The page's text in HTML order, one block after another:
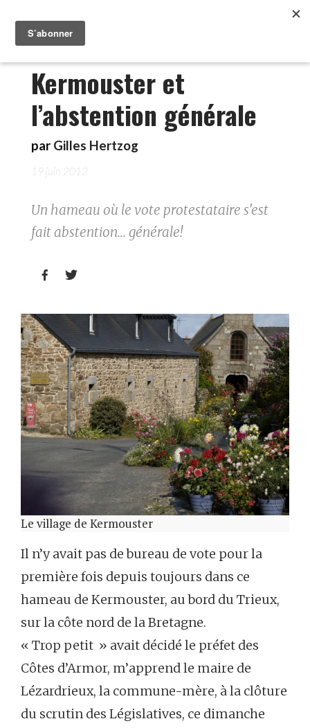
Kermouster et
l’abstention générale
par Gilles Hertzog
19 juin 2012
Un hameau où le vote protestataire s'est
fait abstention... générale!
 
Le village de Kermouster
Il n’y avait pas de bureau de vote pour la
première fois depuis toujours dans ce
hameau de Kermouster, au bord du Trieux,
sur la côte nord de la Bretagne.
« Trop petit » avait décidé le préfet des
Côtes d’Armor, m’apprend le maire de
Lézardrieux, la commune-mère, à la clôture
du scrutin des Législatives, ce dimanche